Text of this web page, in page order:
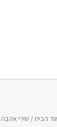
הבית/ שירי אהבה